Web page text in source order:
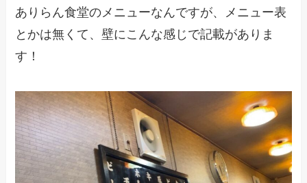
ありらん食堂のメニューなんですが、メニュー表
とかは無くて、壁にこんな感じで記載がありま
す！